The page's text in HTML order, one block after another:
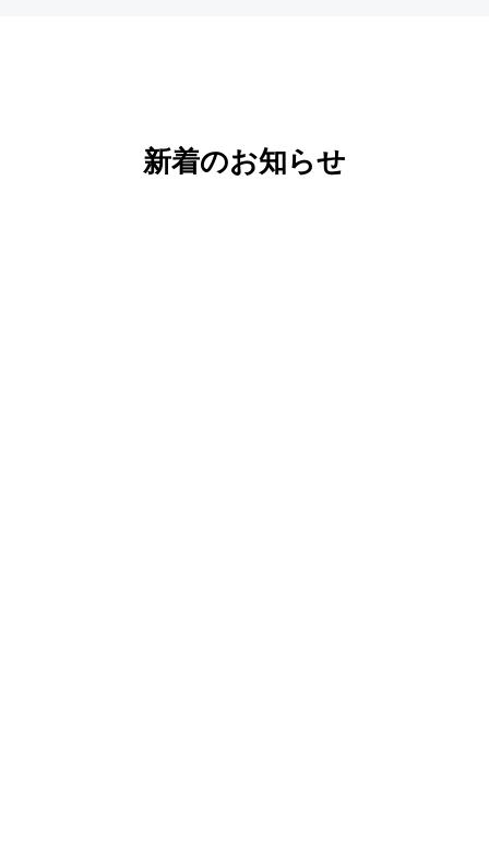
新着のお知らせ